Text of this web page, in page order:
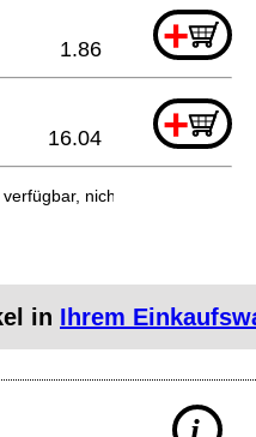
+
1.86
+
16.04
nicht bestellbar
in Ihrem